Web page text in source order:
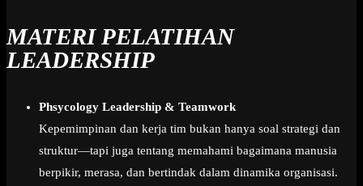
MATERI PELATIHAN
LEADERSHIP
Phsycology Leadership & Teamwork
Kepemimpinan dan kerja tim bukan hanya soal strategi dan
struktur—tapi juga tentang memahami bagaimana manusia
berpikir, merasa, dan bertindak dalam dinamika organisasi.